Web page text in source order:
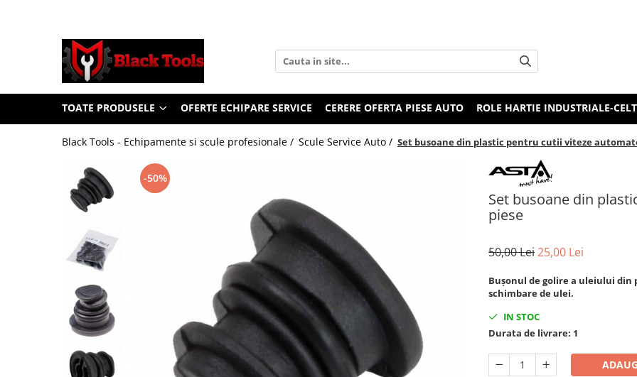
Toate Produsele
Scule Service Auto
Chei Si Truse De Chei
Chei Combinate Cu Clichet
Clesti Si Seturi De Clesti
Clesti autoblocanti
Clesti pentru sertizat
Clesti pentru sigurante
Clesti reglabili pentru tevi
Clesti service auto
Clesti universali
Clima/Aer conditionat
Dispozitive de sablat & accesorii
TOATE PRODUSELE OFERTE ECHIPARE SERVICE CERERE OFERTA PIESE AUTO ROLE HARTIE INDUSTRIALE-
Black Tools - Echipamente si scule profesionale / Scule Service Auto / Set busoane din plastic pentru cutii viteze
Set busoane din
piese
-50%
50,00 Lei25,00 Lei
Buşonul de golire a uleiului
schimbare de ulei.
IN STOC
Durata de livrare: 1